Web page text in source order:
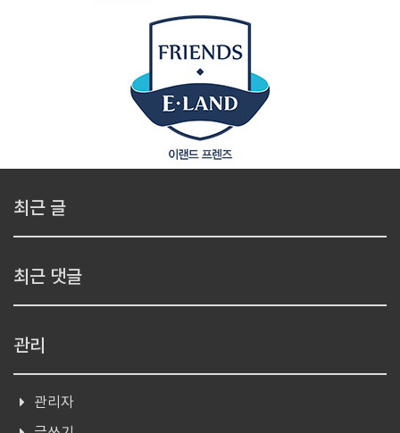
최근 글
최근 댓글
관리
관리자